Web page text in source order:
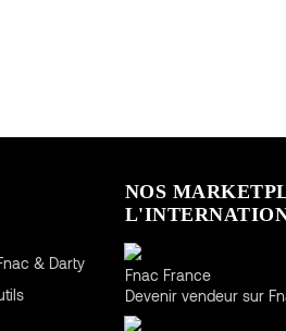
& Darty
NOS
Fnac France
Devenir vendeur sur